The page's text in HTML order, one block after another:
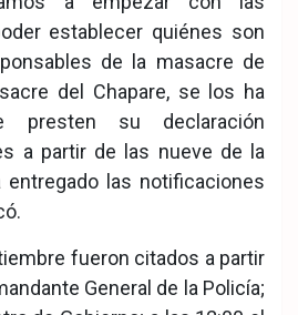
establecer quiénes son
de la masacre de
del Chapare, se los ha
presten su declaración
a partir de las nueve de la
entregado las notificaciones
fueron citados a partir
General de la Policía;